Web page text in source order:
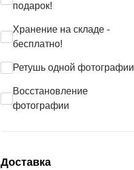
подарок!
Хранение на складе -
бесплатно!
Ретушь одной фотографии
Восстановление
фотографии
Доставка